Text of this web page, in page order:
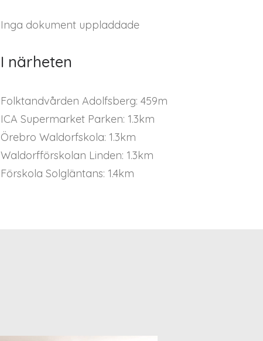
Inga dokument uppladdade
I närheten
Folktandvården Adolfsberg: 459m
ICA Supermarket Parken: 1.3km
Örebro Waldorfskola: 1.3km
Waldorfförskolan Linden: 1.3km
Förskola Solgläntans: 1.4km